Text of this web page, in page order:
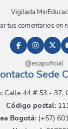
Vigilada
tus comentarios en
@esapoficial
Sede
Calle 44 # 53 - 37,
Código postal:
Bogotá:(+57)